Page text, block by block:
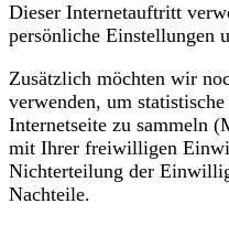
Dieser Internetauftritt
persönliche Einstellungen
Zusätzlich möchten wir
verwenden, um
Internetseite zu sammeln
mit Ihrer freiwilligen
Nichterteilung der
Nachteile.